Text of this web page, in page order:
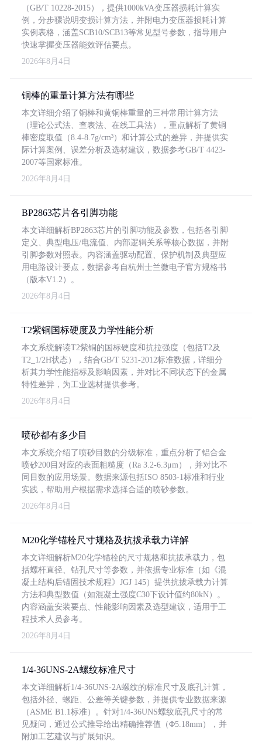
（GB/T 10228-2015），提供1000kVA变压器损耗计算实
例，分步骤说明变损计算方法，并附电力变压器损耗计算
实例表格，涵盖SCB10/SCB13等常见型号参数，指导用户
快速掌握变压器能效评估要点。
2026年8月4日
铜棒的重量计算方法有哪些
本文详细介绍了铜棒和黄铜棒重量的三种常用计算方法
（理论公式法、查表法、在线工具法），重点解析了黄铜
棒密度取值（8.4-8.7g/cm³）和计算公式的差异，并提供实
际计算案例、误差分析及选材建议，数据参考GB/T 4423-
2007等国家标准。
2026年8月4日
BP2863芯片各引脚功能
本文详细解析BP2863芯片的引脚功能及参数，包括各引脚
定义、典型电压/电流值、内部逻辑关系等核心数据，并附
引脚参数对照表。内容涵盖驱动配置、保护机制及典型应
用电路设计要点，数据参考自杭州士兰微电子官方规格书
（版本V1.2）。
2026年8月4日
T2紫铜国标硬度及力学性能分析
本文系统解读T2紫铜的国标硬度和抗拉强度（包括T2及
T2_1/2H状态），结合GB/T 5231-2012标准数据，详细分
析其力学性能指标及影响因素，并对比不同状态下的金属
特性差异，为工业选材提供参考。
2026年8月4日
喷砂都有多少目
本文系统介绍了喷砂目数的分级标准，重点分析了铝合金
喷砂200目对应的表面粗糙度（Ra 3.2-6.3μm），并对比不
同目数的应用场景。数据来源包括ISO 8503-1标准和行业
实践，帮助用户根据需求选择合适的喷砂参数。
2026年8月4日
M20化学锚栓尺寸规格及抗拔承载力详解
本文详细解析M20化学锚栓的尺寸规格和抗拔承载力，包
括螺杆直径、钻孔尺寸等参数，并依据专业标准（如《混
凝土结构后锚固技术规程》JGJ 145）提供抗拔承载力计算
方法和典型数值（如混凝土强度C30下设计值约80kN）。
内容涵盖安装要点、性能影响因素及选型建议，适用于工
程技术人员参考。
2026年8月4日
1/4-36UNS-2A螺纹标准尺寸
本文详细解析1/4-36UNS-2A螺纹的标准尺寸及底孔计算，
包括外径、螺距、公差等关键参数，并提供专业数据来源
（ASME B1.1标准）。针对1/4-36UNS螺纹底孔尺寸的常
见疑问，通过公式推导给出精确推荐值（Φ5.18mm），并
附加工艺建议与扩展知识。